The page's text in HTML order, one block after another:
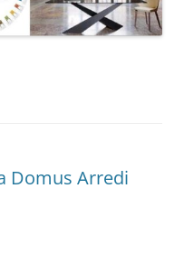
Domus Arredi